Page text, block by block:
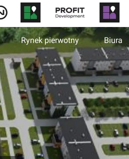
Rynek pierwotny Biura